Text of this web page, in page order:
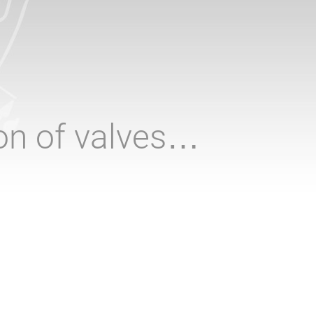
of valves…